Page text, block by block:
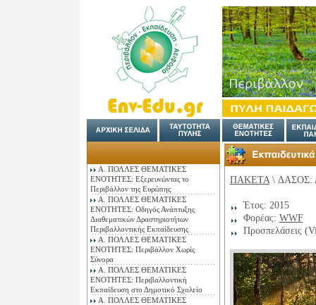
Α. ΠΟΛΛΕΣ ΘΕΜΑΤΙΚΕΣ
ΕΝΟΤΗΤΕΣ: Εξερευνώντας το
Περιβάλλον της Ευρώπης
Α. ΠΟΛΛΕΣ ΘΕΜΑΤΙΚΕΣ
ΕΝΟΤΗΤΕΣ: Οδηγός Ανάπτυξης
Διαθεματικών Δραστηριοτήτων
Περιβαλλοντικής Εκπαίδευσης
Α. ΠΟΛΛΕΣ ΘΕΜΑΤΙΚΕΣ
ΕΝΟΤΗΤΕΣ: Περιβάλλον Χωρίς
Σύνορα
Α. ΠΟΛΛΕΣ ΘΕΜΑΤΙΚΕΣ
ΕΝΟΤΗΤΕΣ: Περιβαλλοντική
Εκπαίδευση στο Δημοτικό Σχολείο
Α. ΠΟΛΛΕΣ ΘΕΜΑΤΙΚΕΣ
ΠΑΚΕΤΑ\ ΔΑΣΟΣ:
Έτος: 2015
Φορέας: WWF
Προσπελάσεις